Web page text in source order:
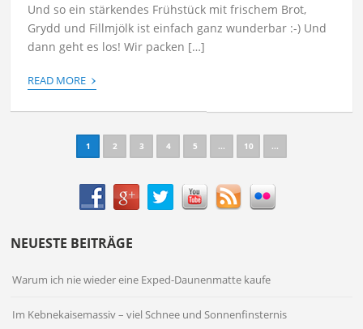
Und so ein stärkendes Frühstück mit frischem Brot,
Grydd und Fillmjölk ist einfach ganz wunderbar :-) Und
dann geht es los! Wir packen […]
READ MORE ›
1 2 3 4 5 ... 10 ...
NEUESTE BEITRÄGE
Warum ich nie wieder eine Exped-Daunenmatte kaufe
Im Kebnekaisemassiv – viel Schnee und Sonnenfinsternis